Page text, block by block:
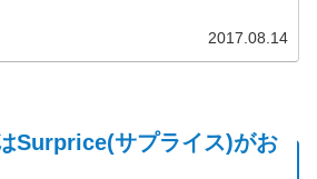
2017.08.14
Surprice(サプライス)がお